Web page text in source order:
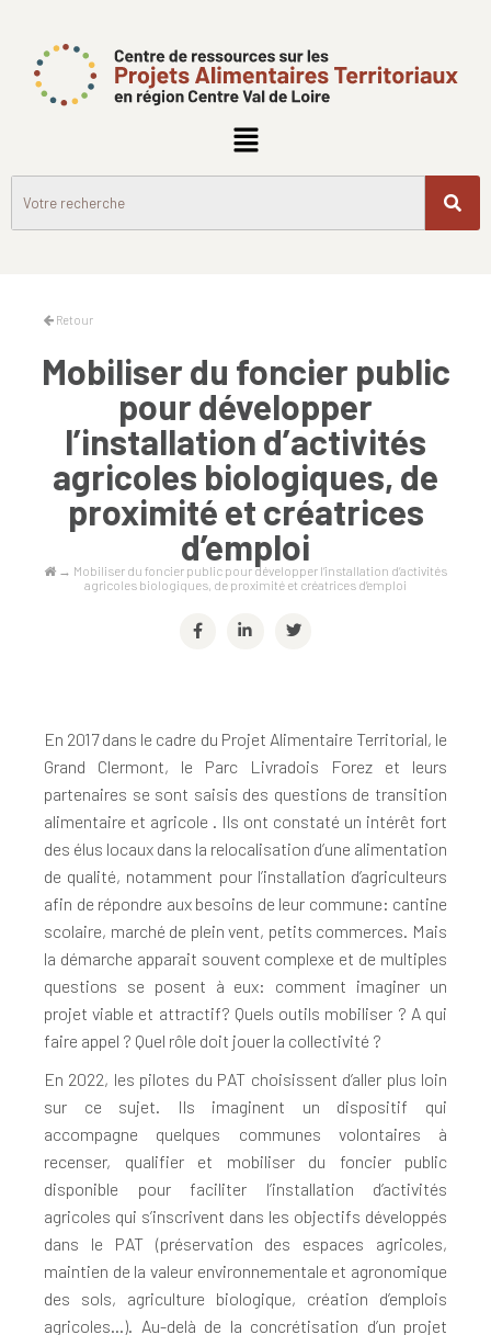
Retour
Mobiliser du foncier public
pour développer
l’installation d’activités
agricoles biologiques, de
proximité et créatrices
d’emploi
→ Mobiliser du foncier public pour développer l’installation d’activités
agricoles biologiques, de proximité et créatrices d’emploi
En 2017 dans le cadre du Projet Alimentaire Territorial, le
Grand Clermont, le Parc Livradois Forez et leurs
partenaires se sont saisis des questions de transition
alimentaire et agricole . Ils ont constaté un intérêt fort
des élus locaux dans la relocalisation d’une alimentation
de qualité, notamment pour l’installation d’agriculteurs
afin de répondre aux besoins de leur commune: cantine
scolaire, marché de plein vent, petits commerces. Mais
la démarche apparait souvent complexe et de multiples
questions se posent à eux: comment imaginer un
projet viable et attractif? Quels outils mobiliser ? A qui
faire appel ? Quel rôle doit jouer la collectivité ?
En 2022, les pilotes du PAT choisissent d’aller plus loin
sur ce sujet. Ils imaginent un dispositif qui
accompagne quelques communes volontaires à
recenser, qualifier et mobiliser du foncier public
disponible pour faciliter l’installation d’activités
agricoles qui s’inscrivent dans les objectifs développés
dans le PAT (préservation des espaces agricoles,
maintien de la valeur environnementale et agronomique
des sols, agriculture biologique, création d’emplois
agricoles…). Au-delà de la concrétisation d’un projet